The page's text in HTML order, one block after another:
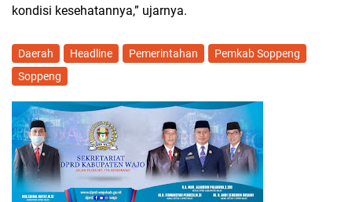
kondisi kesehatannya,” ujarnya.
Daerah Headline Pemerintahan
Pemkab Soppeng
Soppeng